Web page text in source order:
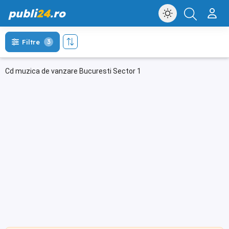
publi24.ro
Cd muzica de vanzare Bucuresti Sector 1
Filtre 3